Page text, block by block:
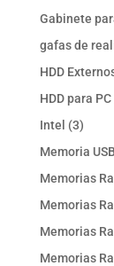
Gabinete
gafas de
HDD
HDD para PC
Intel 33
Memoria
Memorias
Memorias
Memorias
Memorias